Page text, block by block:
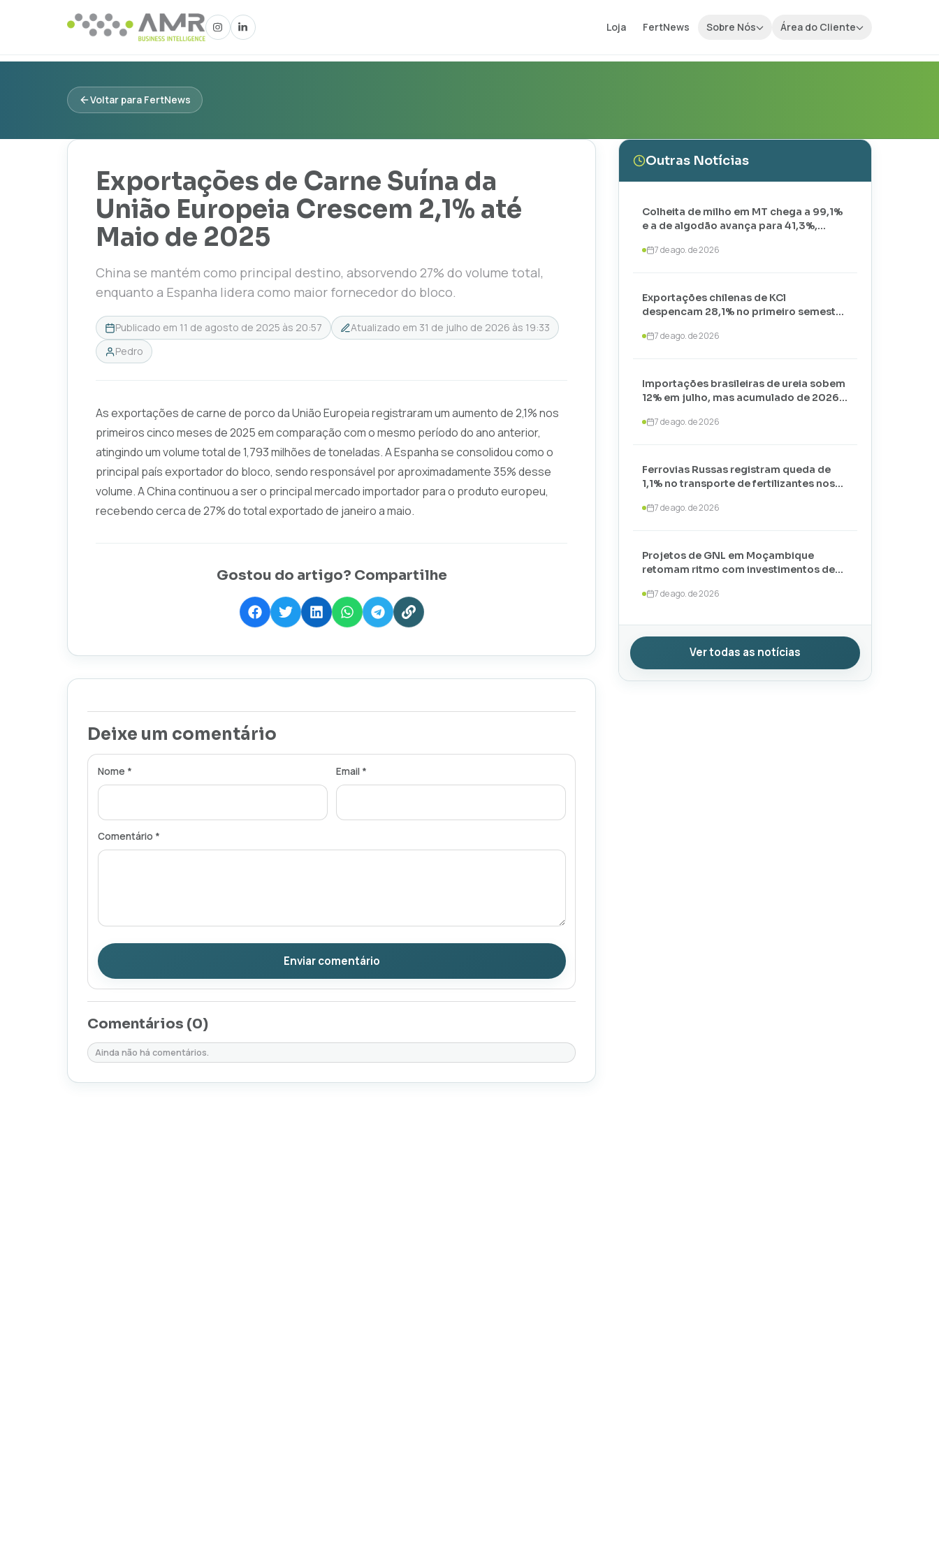
Loja FertNews Sobre Nós Área do Cliente
Voltar para FertNews
Exportações de Carne Suína da
União Europeia Crescem 2,1% até
Maio de 2025
China se mantém como principal destino, absorvendo 27% do volume total,
enquanto a Espanha lidera como maior fornecedor do bloco.
Publicado em 11 de agosto de 2025 às 20:57 Atualizado em 31 de julho de 2026 às 19:33
Pedro
As exportações de carne de porco da União Europeia registraram um aumento de 2,1% nos
primeiros cinco meses de 2025 em comparação com o mesmo período do ano anterior,
atingindo um volume total de 1,793 milhões de toneladas. A Espanha se consolidou como o
principal país exportador do bloco, sendo responsável por aproximadamente 35% desse
volume. A China continuou a ser o principal mercado importador para o produto europeu,
recebendo cerca de 27% do total exportado de janeiro a maio.
Gostou do artigo? Compartilhe
Deixe um comentário
Nome * Email *
Comentário *
Enviar comentário
Comentários (0)
Ainda não há comentários.
Outras Notícias
Colheita de milho em MT chega a 99,1%
e a de algodão avança para 41,3%,
7 de ago. de 2026
Exportações chilenas de KCl
despencam 28,1% no primeiro semestre
toneladas
7 de ago. de 2026
Importações brasileiras de ureia sobem
12% em julho, mas acumulado de 2026
7 de ago. de 2026
Ferrovias Russas registram queda de
1,1% no transporte de fertilizantes nos
7 de ago. de 2026
Projetos de GNL em Moçambique
retomam ritmo com investimentos de
TotalEnergies e ExxonMobil
7 de ago. de 2026
Ver todas as notícias